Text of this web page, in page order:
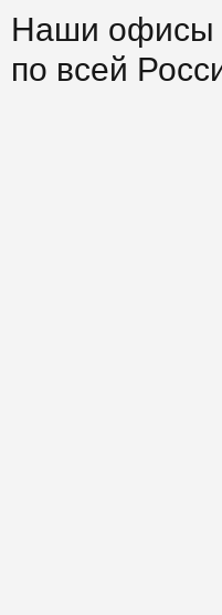
Наши офисы
по всей